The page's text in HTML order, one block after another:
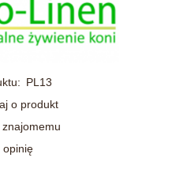
PL13
o produkt
znajomemu
opinię